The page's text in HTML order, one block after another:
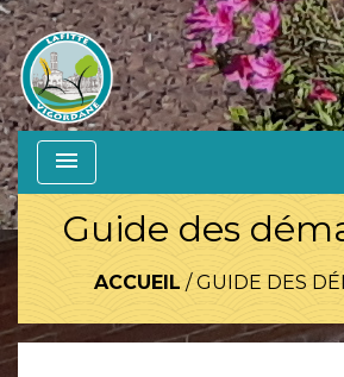
menu
Guide des
ACCUEIL /GUIDE DES